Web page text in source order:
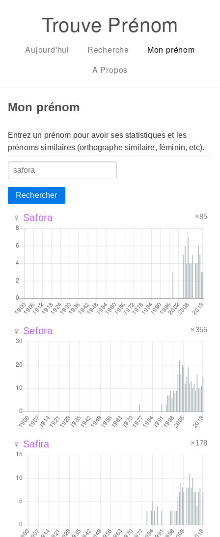
Trouve Prénom
Aujourd'hui Recherche
Mon prénom
A Propos
Mon prénom
Entrez un prénom pour avoir ses statistiques et les
prénoms similaires (orthographe similaire, féminin, etc).
Rechercher
♀ Safora ×85
♀ Sefora ×355
♀ Safira ×178